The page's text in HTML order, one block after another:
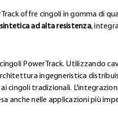
offre cingoli in gomma di
ad alta resistenza,
PowerTrack. Utilizzando
ingegneristica
cingoli tradizionali.
anche nelle applicazioni più